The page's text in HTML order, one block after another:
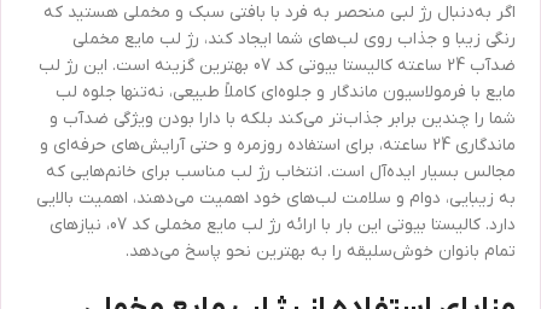
اگر به‌دنبال رژ لبی منحصر به فرد با بافتی سبک و مخملی هستید که
رنگی زیبا و جذاب روی لب‌های شما ایجاد کند، رژ لب مایع مخملی
ضدآب 24 ساعته کالیستا بیوتی کد 07 بهترین گزینه است. این رژ لب
مایع با فرمولاسیون ماندگار و جلوه‌ای کاملاً طبیعی، نه‌تنها جلوه لب
شما را چندین برابر جذاب‌تر می‌کند بلکه با دارا بودن ویژگی ضدآب و
ماندگاری 24 ساعته، برای استفاده روزمره و حتی آرایش‌های حرفه‌ای و
مجالس بسیار ایده‌آل است. انتخاب رژ لب مناسب برای خانم‌هایی که
به زیبایی، دوام و سلامت لب‌های خود اهمیت می‌دهند، اهمیت بالایی
دارد. کالیستا بیوتی این بار با ارائه رژ لب مایع مخملی کد 07، نیازهای
تمام بانوان خوش‌سلیقه را به بهترین نحو پاسخ می‌دهد.